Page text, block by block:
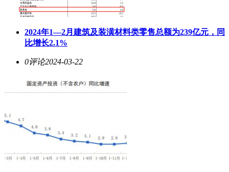
2024年1—2月建筑及装潢材料类零售总额为239亿元，同
比增长2.1%
0评论2024-03-22